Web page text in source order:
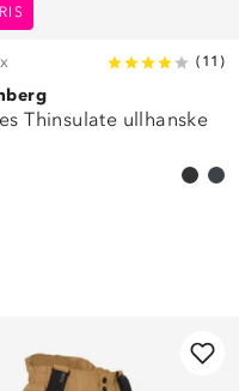
( 11 )
Thinsulate ullhanske